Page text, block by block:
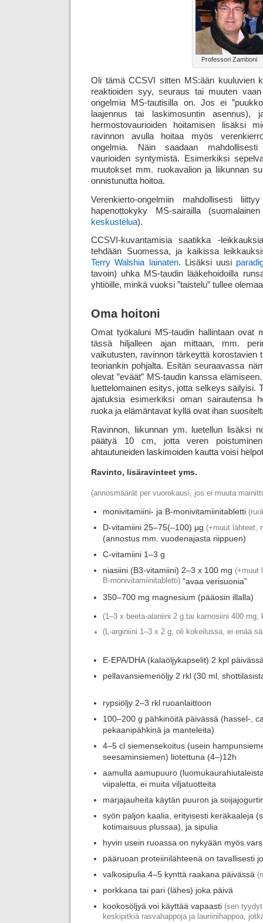
Professori Zamboni
Oli tämä CCSVI sitten MS:ään kuuluvien
reaktioiden syy, seuraus tai muuten
ongelmia MS-tautisilla on. Jos ei
laajennus tai laskimo­suntin asennus),
hermosto­vaurioiden hoitamisen lisäksi
ravinnon avulla hoitaa myös
ongelmia. Näin saadaan mahdollisesti
vaurioiden syntymistä. Esimerkiksi
muutokset mm. ruoka­valion ja liikunnan
onnistunutta hoitoa.
Verenkierto-ongelmiin mahdollisesti
hapenottokyky MS-sairailla
keskustelua).
CCSVI-kuvantamisia saatikka -
tehdään Suomessa, ja kaikissa
Terry Walshia lainaten. Lisäksi uusi
tavoin) uhka MS-taudin lääkehoidoilla
yhtiöille, minkä vuoksi ”taistelu” tullee
Oma hoitoni
Omat työkaluni MS-taudin hallintaan ovat
tässä hiljalleen ajan mittaan, mm.
vaikutusten, ravinnon tärkeyttä korostavien
teoriankin pohjalta. Esitän seuraavassa
olevat ”eväät” MS-taudin kanssa
luettelomainen esitys, jotta selkeys säilyisi.
ajatuksia esimerkiksi oman sairautensa
ruoka ja elämäntavat kyllä ovat ihan
Ravinnon, liikunnan ym. luetellun lisäksi
päätyä 10 cm, jotta veren poistuminen
ahtautuneiden laskimoiden kautta voisi
Ravinto, lisäravinteet yms.
(annosmäärät per vuorokausi, jos ei muuta
monivitamiini- ja B-monivitamiinitabletti
D-vitamiini 25–75(–100) µg (+muut lähteet,
(annostus mm. vuodenajasta riippuen)
C-vitamiini 1–3 g
niasiini (B3-vitamiini) 2–3 x 100 mg (+muut
B-monivitamiinitabletti) ”avaa verisuonia”
350–700 mg magnesium (pääosin illalla)
(1–3 x beeta-alaniini 2 g tai karnosiini 400
(L-arginiini 1–3 x 2 g, oli kokeilussa, ei enää
E-EPA/DHA (kalaöljykapselit) 2 kpl
pellavansiemenöljy 2 rkl (30 ml,
rypsiöljy 2–3 rkl ruoanlaittoon
100–200 g pähkinöitä päivässä (hassel-,
pekaanipähkinä ja manteleita)
4–5 cl siemensekoitus (usein
seesaminsiemen) liotettuna (4–)12h
aamulla aamupuuro
viipaletta, ei muita viljatuotteita
marjajauheita käytän puuron ja
syön paljon kaalia, erityisesti keräkaaleja
kotimaisuus plussaa), ja sipulia
hyvin usein ruoassa on nykyään myös
pääruoan proteiinilähteenä on tavallisesti
valkosipulia 4–5 kynttä raakana päivässä
porkkana tai pari (lähes) joka päivä
kookosöljyä voi käyttää vapaasti (sen
keskipitkiä rasvahappoja ja lauriinihappoa,